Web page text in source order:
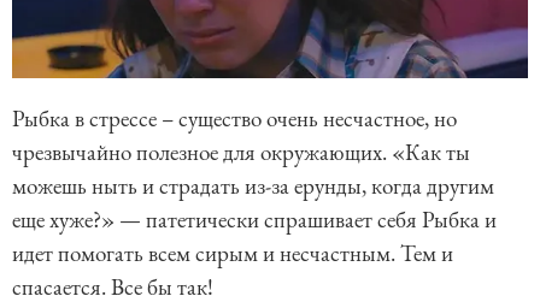
Рыбка в стрессе – существо очень несчастное, но
чрезвычайно полезное для окружающих. «Как ты
можешь ныть и страдать из-за ерунды, когда другим
еще хуже?» — патетически спрашивает себя Рыбка и
идет помогать всем сирым и несчастным. Тем и
спасается. Все бы так!